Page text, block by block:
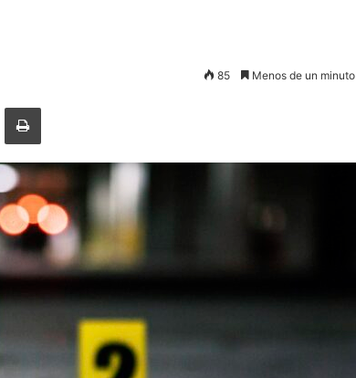
85 Menos de un minuto
por correo electrónicoImprimir